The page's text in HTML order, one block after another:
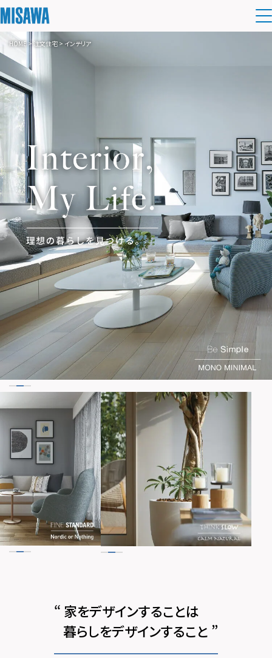
住まい
建てる
商品ラインアップ
デザイン
テクノロジー（住まいの性能）
建築事例・建築実例
デザイナーズギャラリー
インテリア
住まいづくりガイド
買う
分譲住宅（建売・土地）検索
スムストック検索
分譲マンション検索
売る [MISAWA RELAY]
住まいの売却
多彩な動画やこだわりが詰まった建築実例、注目の最新情報など、住
まいづくりを楽しく学べるデジタルラウンジです。
ホームラウンジ 新築・戸建て
土地活用
個人のお客さま
賃貸住宅
賃貸併用住宅
店舗・各種施設
土地活用モデルルーム見学
土地活用実例
法人のお客さま
企業不動産活用（CRE）戦略
社宅建築
医療・介護・子育て・障がい福祉施設
これから土地活用・賃貸経営をご検討の方
土地活用の基礎から長期安定経営を目指すオーナー様まで、賃貸経営
に役立つ多彩な情報を幅広くお届けします。
ホームラウンジ 土地活用・賃貸経営
リフォーム
戸建て・マンション
ミサワリフォームとは
リフォームの流れ
リフォームメニュー
リフォーム事例
事業用
事業用リノベーション
ホテル・旅館リフォーム
リフォーム営業所
これからリフォームをご検討の方
実例動画や基礎知識、収納の工夫など、理想の住まいを叶えるリフォ
ームの具体策とアイデアを豊富にご用意しています。
ホームラウンジ リフォーム
まちづくり
複合開発・投資開発
複合開発事業（ASMACI-アスマチ-）
再開発・官民連携事業
分譲マンション開発事業
収益不動産・投資開発事業
建築再生事業
事業用地・事業用建物
分譲用地
すべてのフィールドに新しい価値をデザインし、持続可能な未来志向
のまちづくりを実現していきます。
オーナーサポート
サポートメニュー
住まいるりんぐ（ロングサポート）
保証制度
アフターメンテナンス
ミサワリフォーム
ご相談窓口
お客様センター
ミサワホームオーナーさま・リフォーム工事ご契約者さまとミサワホ
ームを結ぶコミュニケーションサイト。お得・便利・安心なコンテン
企業・IR情報
企業・IR
ニュース
MISAWAについて
ミサワホームグループ
SDGs
環境活動
採用情報
新卒者採用
障がい者採用
ウエルネス事業
展示場・
カタログ請求
住まいのご相談
HOME > 注文住宅 > インテリア
“ 家をデザインすることは
暮らしをデザインすること ”